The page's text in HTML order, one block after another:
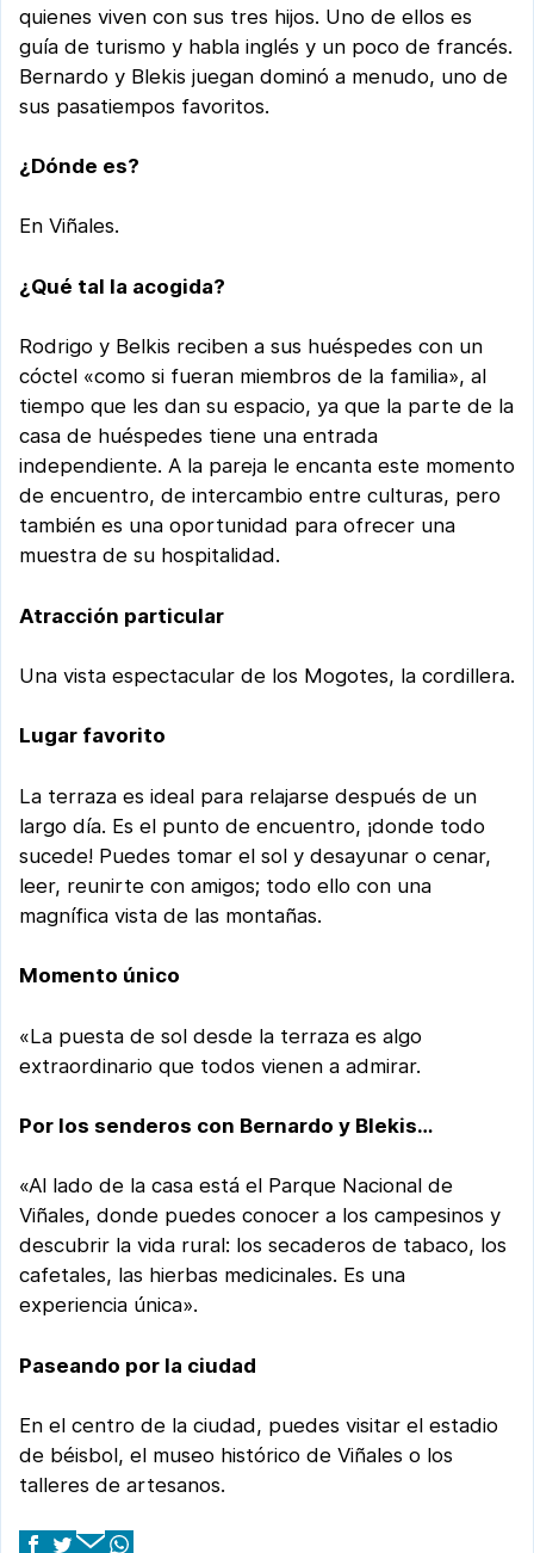
quienes viven con sus tres hijos. Uno de ellos es
guía de turismo y habla inglés y un poco de francés.
Bernardo y Blekis juegan dominó a menudo, uno de
sus pasatiempos favoritos.
¿Dónde es?
En Viñales.
¿Qué tal la acogida?
Rodrigo y Belkis reciben a sus huéspedes con un
cóctel «como si fueran miembros de la familia», al
tiempo que les dan su espacio, ya que la parte de la
casa de huéspedes tiene una entrada
independiente. A la pareja le encanta este momento
de encuentro, de intercambio entre culturas, pero
también es una oportunidad para ofrecer una
muestra de su hospitalidad.
Atracción particular
Una vista espectacular de los Mogotes, la cordillera.
Lugar favorito
La terraza es ideal para relajarse después de un
largo día. Es el punto de encuentro, ¡donde todo
sucede! Puedes tomar el sol y desayunar o cenar,
leer, reunirte con amigos; todo ello con una
magnífica vista de las montañas.
Momento único
«La puesta de sol desde la terraza es algo
extraordinario que todos vienen a admirar.
Por los senderos con Bernardo y Blekis…
«Al lado de la casa está el Parque Nacional de
Viñales, donde puedes conocer a los campesinos y
descubrir la vida rural: los secaderos de tabaco, los
cafetales, las hierbas medicinales. Es una
experiencia única».
Paseando por la ciudad
En el centro de la ciudad, puedes visitar el estadio
de béisbol, el museo histórico de Viñales o los
talleres de artesanos.